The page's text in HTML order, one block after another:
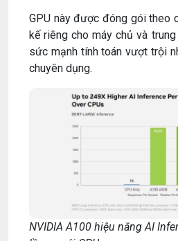
GPU này được đóng gói theo
kế riêng cho máy chủ và
sức mạnh tính toán vượt trội
chuyên dụng.
NVIDIA A100 hiệu năng AI